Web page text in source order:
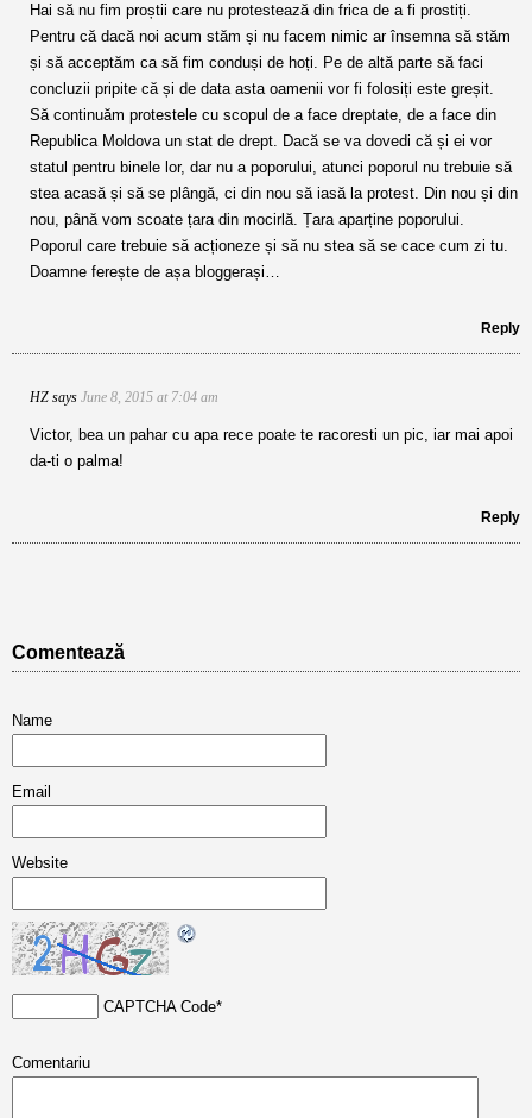
Hai să nu fim proștii care nu protestează din frica de a fi prostiți.
Pentru că dacă noi acum stăm și nu facem nimic ar însemna să stăm
și să acceptăm ca să fim conduși de hoți. Pe de altă parte să faci
concluzii pripite că și de data asta oamenii vor fi folosiți este greșit.
Să continuăm protestele cu scopul de a face dreptate, de a face din
Republica Moldova un stat de drept. Dacă se va dovedi că și ei vor
statul pentru binele lor, dar nu a poporului, atunci poporul nu trebuie să
stea acasă și să se plângă, ci din nou să iasă la protest. Din nou și din
nou, până vom scoate țara din mocirlă. Țara aparține poporului.
Poporul care trebuie să acționeze și să nu stea să se cace cum zi tu.
Doamne ferește de așa bloggerași…
Reply
HZ says June 8, 2015 at 7:04 am
Victor, bea un pahar cu apa rece poate te racoresti un pic, iar mai apoi
da-ti o palma!
Reply
Comentează
Name
Email
Website
CAPTCHA Code*
Comentariu